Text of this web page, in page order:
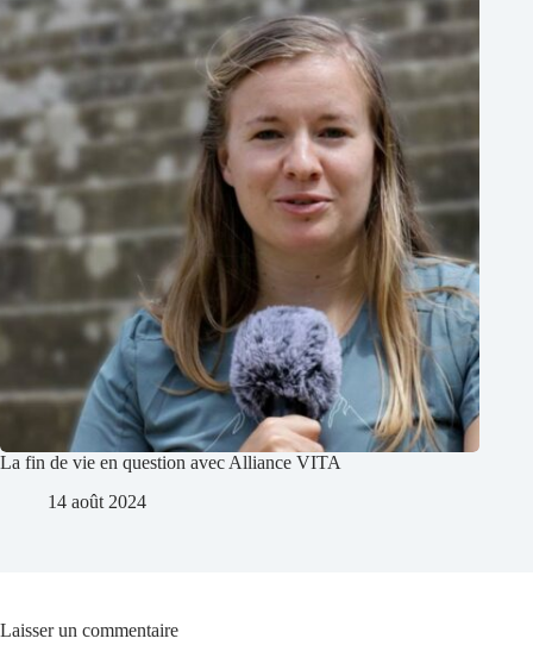
La fin de vie en question avec Alliance VITA
14 août 2024
Laisser un commentaire